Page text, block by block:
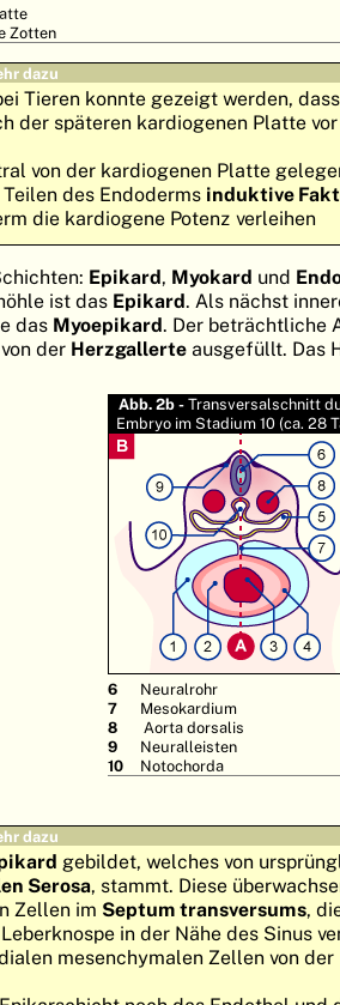
Zotten
dazu
Tieren konnte gezeigt werden,
der späteren kardiogenen Platte
von der kardiogenen Platte
des Endoderms induktive
die kardiogene Potenz verleihen
Epikard, Myokard und
ist das Epikard. Als nächst
das Myoepikard. Der beträchtliche
der Herzgallerte ausgefüllt. Das
Abb. 2b -Transversalschnitt
Embryo im Stadium 10 (ca. 28
6
Neuralrohr
7
Mesokardium
8
Aorta dorsalis
9
Neuralleisten
10
Notochorda
dazu
gebildet, welches von
Serosa, stammt. Diese
Zellen im Septum transversums,
in der Nähe des Sinus
mesenchymalen Zellen von der